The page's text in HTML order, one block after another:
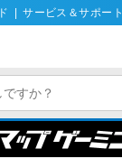
サービス＆サポート